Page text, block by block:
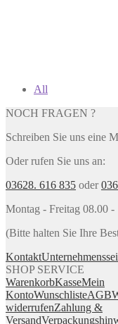
All
NOCH FRAGEN ?
Schreiben Sie uns eine
Oder rufen Sie uns an:
03628. 616 835 oder
Montag - Freitag 08.00
(Bitte halten Sie Ihre
Kontakt
SHOP SERVICE
WarenkorbKasseMein
KontoWunschlisteAGB
widerrufenZahlung &
Versand